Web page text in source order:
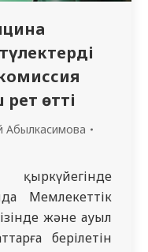
өтті
Абылкасимова
Мемлекеттік
және ауыл
берілетін